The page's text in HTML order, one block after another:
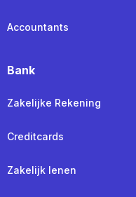
Accountants
Bank
Zakelijke Rekening
Creditcards
Zakelijk lenen